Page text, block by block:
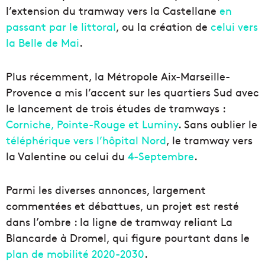
l’extension du tramway vers la Castellane en
passant par le littoral, ou la création de celui vers
la Belle de Mai.
Plus récemment, la Métropole Aix-Marseille-
Provence a mis l’accent sur les quartiers Sud avec
le lancement de trois études de tramways :
Corniche, Pointe-Rouge et Luminy. Sans oublier le
téléphérique vers l’hôpital Nord, le tramway vers
la Valentine ou celui du 4-Septembre.
Parmi les diverses annonces, largement
commentées et débattues, un projet est resté
dans l’ombre : la ligne de tramway reliant La
Blancarde à Dromel, qui figure pourtant dans le
plan de mobilité 2020-2030.